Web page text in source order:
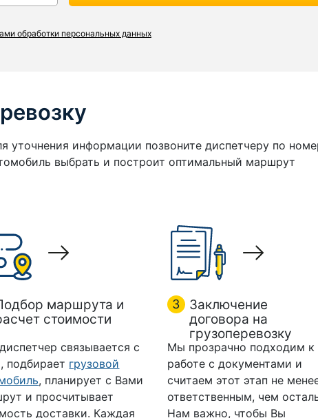
обработки персональных данных
уточнения информации позвоните диспетчеру по
выбрать и построит оптимальный маршрут
маршрута и
стоимости
связывается с
подбирает грузовой
, планирует с Вами
и просчитывает
доставки. Каждая
3
Заключение
договора на
грузоперевозку
Мы прозрачно подходим к
работе с документами и
считаем этот этап не
ответственным, чем
Нам важно, чтобы Вы